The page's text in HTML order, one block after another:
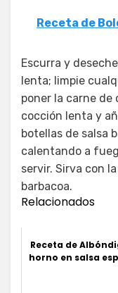
Receta de
Escurra y
lenta; limpie
poner la carne de
cocción lenta y
botellas de salsa
calentando a
servir. Sirva con
barbacoa.
Relacionados
Receta de
horno en salsa